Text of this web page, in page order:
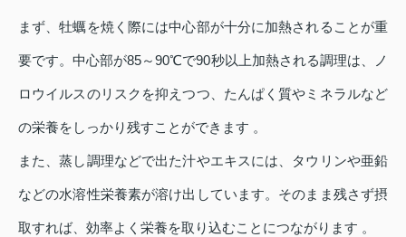
まず、牡蠣を焼く際には中心部が十分に加熱されることが重
要です。中心部が85～90℃で90秒以上加熱される調理は、ノ
ロウイルスのリスクを抑えつつ、たんぱく質やミネラルなど
の栄養をしっかり残すことができます 。
また、蒸し調理などで出た汁やエキスには、タウリンや亜鉛
などの水溶性栄養素が溶け出しています。そのまま残さず摂
取すれば、効率よく栄養を取り込むことにつながります 。